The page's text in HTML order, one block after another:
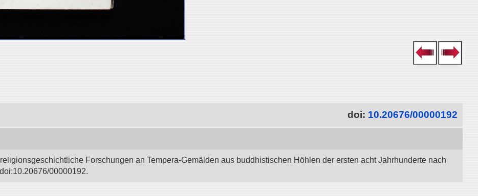
doi: 10.20676/00000192
Forschungen an Tempera-Gemälden aus buddhistischen Höhlen der ersten acht Jahrhunderte nach
00000192.